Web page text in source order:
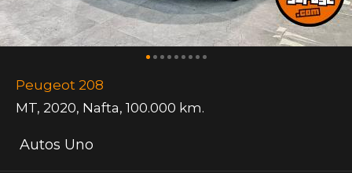
Peugeot 208
MT, 2020, Nafta, 100.000 km.
Autos Uno